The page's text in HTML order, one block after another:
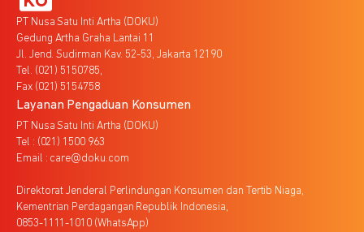
PT Nusa Satu Inti Artha (DOKU)
Gedung Artha Graha Lantai 11
Jl. Jend. Sudirman Kav. 52-53, Jakarta 12190
Tel. (021) 5150785,
Fax (021) 5154758
Layanan Pengaduan Konsumen
PT Nusa Satu Inti Artha (DOKU)
Tel : (021) 1500 963
Email : care@doku.com
Direktorat Jenderal Perlindungan Konsumen dan Tertib Niaga,
Kementrian Perdagangan Republik Indonesia,
0853-1111-1010 (WhatsApp)